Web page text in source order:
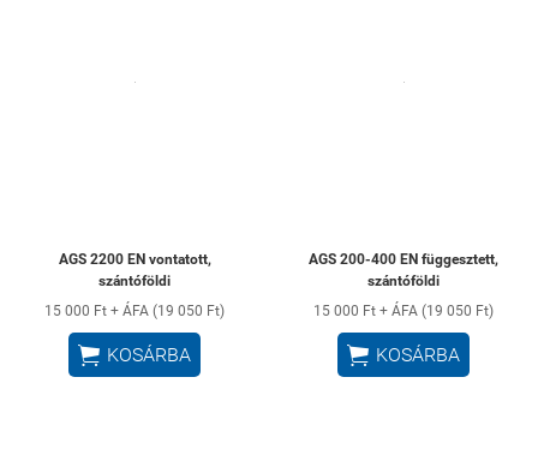
AGS 2200 EN vontatott,
szántóföldi
15 000 Ft + ÁFA (19 050 Ft)
 KOSÁRBA
AGS 200-400 EN függesztett,
szántóföldi
15 000 Ft + ÁFA (19 050 Ft)
 KOSÁRBA